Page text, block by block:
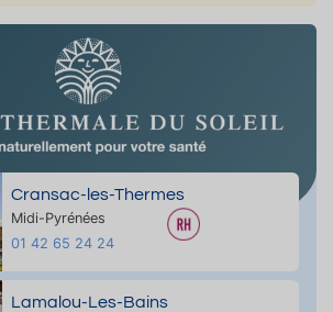
Cransac-les-Thermes
Midi-Pyrénées
01 42 65 24 24
Lamalou-Les-Bains